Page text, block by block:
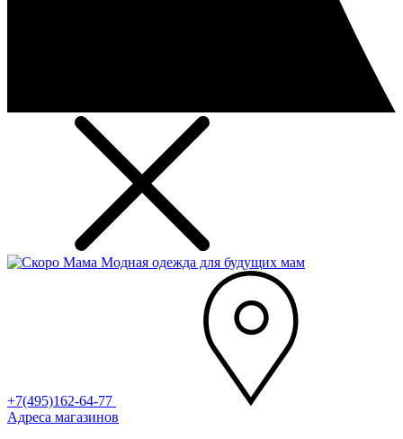
Модная одежда для будущих мам
+7(495)162-64-77
Адреса магазинов